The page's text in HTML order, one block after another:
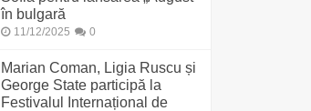
în bulgară
11/12/2025 0
Marian Coman, Ligia Ruscu și
George State participă la
Festivalul Internațional de